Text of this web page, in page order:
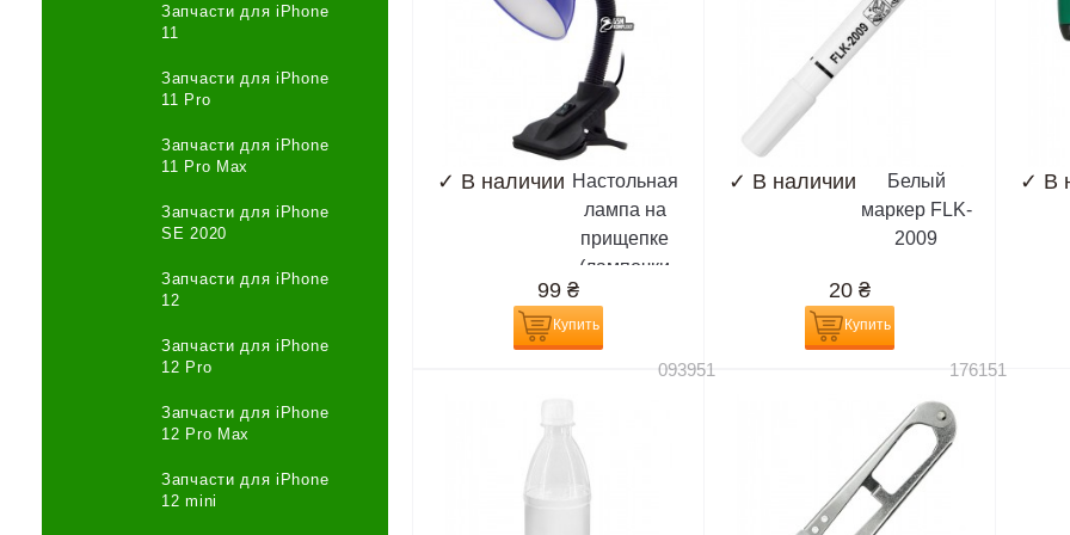
Запчасти для iPhone
11
Запчасти для iPhone
11 Pro
Запчасти для iPhone
11 Pro Max
Запчасти для iPhone
SE 2020
Запчасти для iPhone
12
Запчасти для iPhone
12 Pro
Запчасти для iPhone
12 Pro Max
Запчасти для iPhone
12 mini
✓ В наличии Настольная
лампа на
прищепке
(лампочки
99 ₴
Купить
✓ В наличии
Белый
маркер FLK-
2009
20 ₴
Купить
✓ В
093951 176151